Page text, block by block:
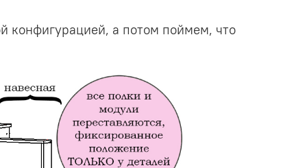
конфигурацией, а потом поймем, что